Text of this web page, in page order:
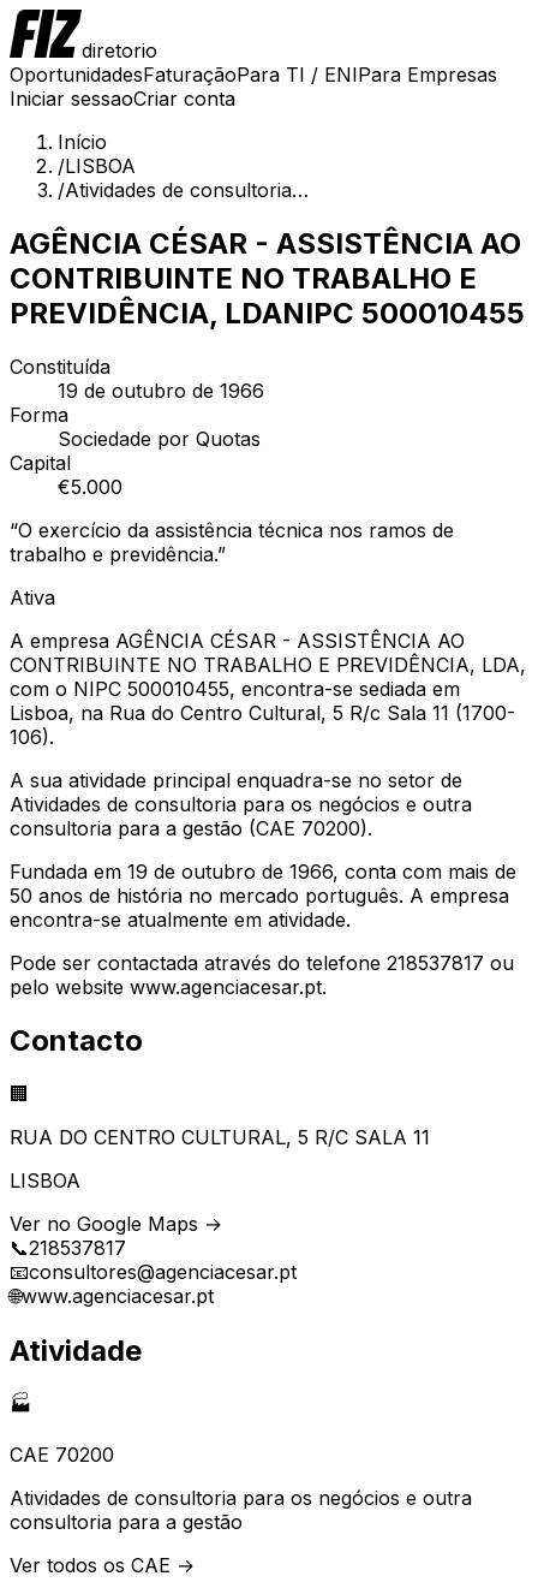
diretorio
OportunidadesFaturaçãoPara TI / ENIPara Empresas
Iniciar sessaoCriar conta
Início
/LISBOA
/Atividades de consultoria…
AGÊNCIA CÉSAR - ASSISTÊNCIA AO
CONTRIBUINTE NO TRABALHO E
PREVIDÊNCIA, LDANIPC 500010455
Constituída
19 de outubro de 1966
Forma
Sociedade por Quotas
Capital
€5.000
“O exercício da assistência técnica nos ramos de
trabalho e previdência.”
Ativa
A empresa AGÊNCIA CÉSAR - ASSISTÊNCIA AO
CONTRIBUINTE NO TRABALHO E PREVIDÊNCIA, LDA,
com o NIPC 500010455, encontra-se sediada em
Lisboa, na Rua do Centro Cultural, 5 R/c Sala 11 (1700-
106).
A sua atividade principal enquadra-se no setor de
Atividades de consultoria para os negócios e outra
consultoria para a gestão (CAE 70200).
Fundada em 19 de outubro de 1966, conta com mais de
50 anos de história no mercado português. A empresa
encontra-se atualmente em atividade.
Pode ser contactada através do telefone 218537817 ou
pelo website www.agenciacesar.pt.
Contacto
🏢
RUA DO CENTRO CULTURAL, 5 R/C SALA 11
LISBOA
Ver no Google Maps →
📞218537817
📧consultores@agenciacesar.pt
🌐www.agenciacesar.pt
Atividade
🏭
CAE 70200
Atividades de consultoria para os negócios e outra
consultoria para a gestão
Ver todos os CAE →